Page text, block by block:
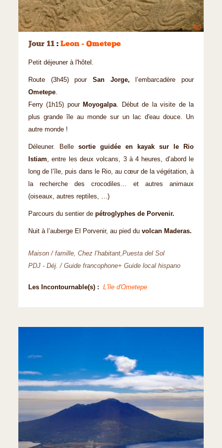
©
Jour 11 : Leon - Ometepe
Petit déjeuner à l'hôtel.
Route (3h45) pour San Jorge, l’embarcadère pour
Ometepe.
Ferry (1h15) pour Moyogalpa. Début de la visite de la
plus grande île au monde sur un lac d'eau douce. Un
autre monde !
Déleuner. Belle sortie guidée en kayak sur le Rio
Istiam, entre les deux volcans, 3 à 4 heures, d’abord le
long de l’île, puis dans le Rio, au cœur de la végétation, à
la recherche des crocodiles… et autres animaux
(oiseaux, autres reptiles, …)
Parcours du sentier de pétroglyphes de Porvenir.
Nuit à l’auberge El Porvenir, au pied du volcan Maderas.
Maison / famille, Chez l’habitant,Puesta del Sol
PDJ - Déj. / Guide francophone+ Guide local hispano
Les Incontournable(s) : L'île d'Ometepe